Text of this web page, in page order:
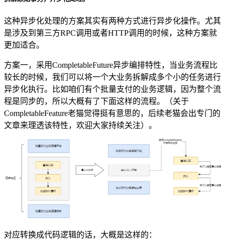
这种异步化处理的方案其实有两种方式进行异步化操作。尤其
是涉及到第三方RPC调用或者HTTP调用的时候，这种方案就
更加适合。
方案一，采用CompletableFuture异步编排特性，当业务流程比
较长的时候，我们可以将一个大业务拆解成多个小的任务进行
异步化执行。比如咱们有个批量支付的业务逻辑，因为整个流
程是同步的，所以大概有了下面这样的流程。（关于
CompletableFeature老猫觉得挺有意思的，后续老猫会出专门的
文章来理透该特性，欢迎大家持续关注）。
对应转换成代码逻辑的话，大概是这样的：